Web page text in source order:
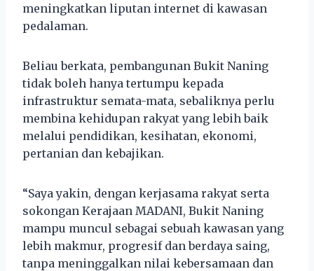
meningkatkan liputan internet di kawasan
pedalaman.
Beliau berkata, pembangunan Bukit Naning
tidak boleh hanya tertumpu kepada
infrastruktur semata-mata, sebaliknya perlu
membina kehidupan rakyat yang lebih baik
melalui pendidikan, kesihatan, ekonomi,
pertanian dan kebajikan.
“Saya yakin, dengan kerjasama rakyat serta
sokongan Kerajaan MADANI, Bukit Naning
mampu muncul sebagai sebuah kawasan yang
lebih makmur, progresif dan berdaya saing,
tanpa meninggalkan nilai kebersamaan dan